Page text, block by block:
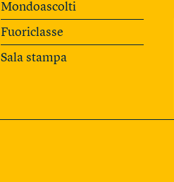
Mondoascolti
Fuoriclasse
Sala stampa